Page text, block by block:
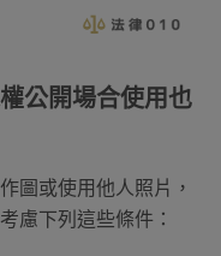
公開場合使用也
圖或使用他人照片，
慮下列這些條件：